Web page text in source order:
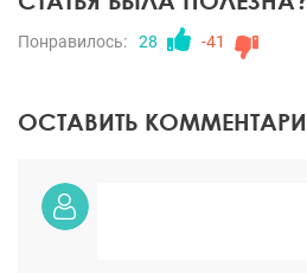
Понравилось: 28 -41
ОСТАВИТЬ